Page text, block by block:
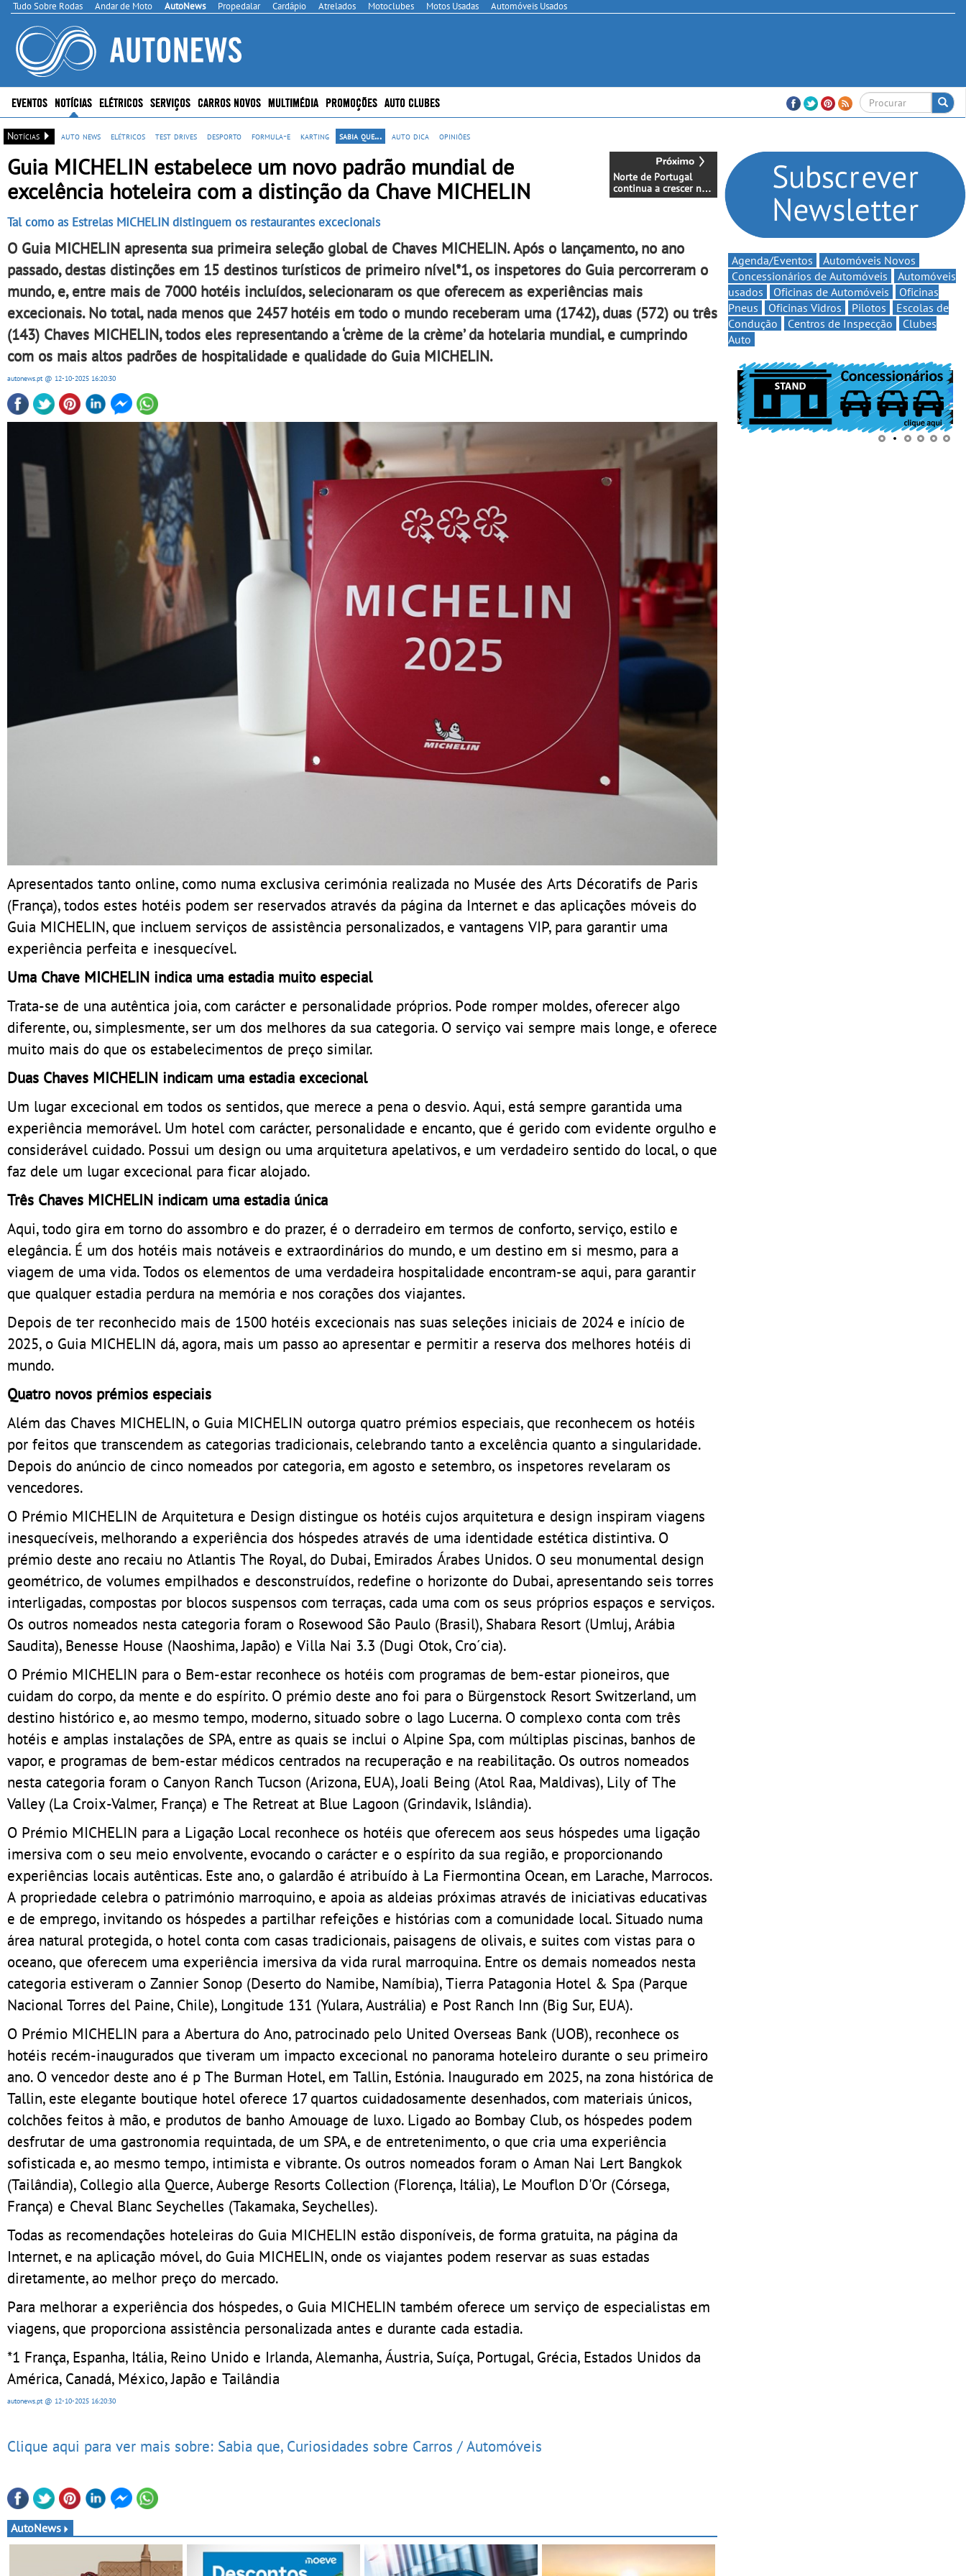
Tudo Sobre Rodas Andar de Moto AutoNews Propedalar Cardápio Atrelados Motoclubes Motos Usadas Automóveis Usados
EVENTOS NOTÍCIAS ELÉTRICOS SERVIÇOS CARROS NOVOS MULTIMÉDIA PROMOÇÕES AUTO CLUBES
Notícias auto news elétricos test drives desporto formula-e karting sabia que... auto dica opiniões
Norte de Portugal
continua a crescer no
ecossistema EasyPark,
Guia MICHELIN estabelece um novo padrão mundial de
excelência hoteleira com a distinção da Chave MICHELIN
Tal como as Estrelas MICHELIN distinguem os restaurantes excecionais
O Guia MICHELIN apresenta sua primeira seleção global de Chaves MICHELIN. Após o lançamento, no ano
passado, destas distinções em 15 destinos turísticos de primeiro nível*1, os inspetores do Guia percorreram o
mundo, e, entre mais de 7000 hotéis incluídos, selecionaram os que oferecem as experiências mais
excecionais. No total, nada menos que 2457 hotéis em todo o mundo receberam uma (1742), duas (572) ou três
(143) Chaves MICHELIN, todos eles representando a ‘crème de la crème’ da hotelaria mundial, e cumprindo
com os mais altos padrões de hospitalidade e qualidade do Guia MICHELIN.
autonews.pt @ 12-10-2025 16:20:30
Apresentados tanto online, como numa exclusiva cerimónia realizada no Musée des Arts Décoratifs de Paris
(França), todos estes hotéis podem ser reservados através da página da Internet e das aplicações móveis do
Guia MICHELIN, que incluem serviços de assistência personalizados, e vantagens VIP, para garantir uma
experiência perfeita e inesquecível.
Uma Chave MICHELIN indica uma estadia muito especial
Trata-se de una autêntica joia, com carácter e personalidade próprios. Pode romper moldes, oferecer algo
diferente, ou, simplesmente, ser um dos melhores da sua categoria. O serviço vai sempre mais longe, e oferece
muito mais do que os estabelecimentos de preço similar.
Duas Chaves MICHELIN indicam uma estadia excecional
Um lugar excecional em todos os sentidos, que merece a pena o desvio. Aqui, está sempre garantida uma
experiência memorável. Um hotel com carácter, personalidade e encanto, que é gerido com evidente orgulho e
considerável cuidado. Possui um design ou uma arquitetura apelativos, e um verdadeiro sentido do local, o que
faz dele um lugar excecional para ficar alojado.
Três Chaves MICHELIN indicam uma estadia única
Aqui, todo gira em torno do assombro e do prazer, é o derradeiro em termos de conforto, serviço, estilo e
elegância. É um dos hotéis mais notáveis e extraordinários do mundo, e um destino em si mesmo, para a
viagem de uma vida. Todos os elementos de uma verdadeira hospitalidade encontram-se aqui, para garantir
que qualquer estadia perdura na memória e nos corações dos viajantes.
Depois de ter reconhecido mais de 1500 hotéis excecionais nas suas seleções iniciais de 2024 e início de
2025, o Guia MICHELIN dá, agora, mais um passo ao apresentar e permitir a reserva dos melhores hotéis di
mundo.
Quatro novos prémios especiais
Além das Chaves MICHELIN, o Guia MICHELIN outorga quatro prémios especiais, que reconhecem os hotéis
por feitos que transcendem as categorias tradicionais, celebrando tanto a excelência quanto a singularidade.
Depois do anúncio de cinco nomeados por categoria, em agosto e setembro, os inspetores revelaram os
vencedores.
O Prémio MICHELIN de Arquitetura e Design distingue os hotéis cujos arquitetura e design inspiram viagens
inesquecíveis, melhorando a experiência dos hóspedes através de uma identidade estética distintiva. O
prémio deste ano recaiu no Atlantis The Royal, do Dubai, Emirados Árabes Unidos. O seu monumental design
geométrico, de volumes empilhados e desconstruídos, redefine o horizonte do Dubai, apresentando seis torres
interligadas, compostas por blocos suspensos com terraças, cada uma com os seus próprios espaços e serviços.
Os outros nomeados nesta categoria foram o Rosewood São Paulo (Brasil), Shabara Resort (Umluj, Arábia
Saudita), Benesse House (Naoshima, Japão) e Villa Nai 3.3 (Dugi Otok, Cro´cia).
O Prémio MICHELIN para o Bem-estar reconhece os hotéis com programas de bem-estar pioneiros, que
cuidam do corpo, da mente e do espírito. O prémio deste ano foi para o Bürgenstock Resort Switzerland, um
destino histórico e, ao mesmo tempo, moderno, situado sobre o lago Lucerna. O complexo conta com três
hotéis e amplas instalações de SPA, entre as quais se inclui o Alpine Spa, com múltiplas piscinas, banhos de
vapor, e programas de bem-estar médicos centrados na recuperação e na reabilitação. Os outros nomeados
nesta categoria foram o Canyon Ranch Tucson (Arizona, EUA), Joali Being (Atol Raa, Maldivas), Lily of The
Valley (La Croix-Valmer, França) e The Retreat at Blue Lagoon (Grindavik, Islândia).
O Prémio MICHELIN para a Ligação Local reconhece os hotéis que oferecem aos seus hóspedes uma ligação
imersiva com o seu meio envolvente, evocando o carácter e o espírito da sua região, e proporcionando
experiências locais autênticas. Este ano, o galardão é atribuído à La Fiermontina Ocean, em Larache, Marrocos.
A propriedade celebra o património marroquino, e apoia as aldeias próximas através de iniciativas educativas
e de emprego, invitando os hóspedes a partilhar refeições e histórias com a comunidade local. Situado numa
área natural protegida, o hotel conta com casas tradicionais, paisagens de olivais, e suites com vistas para o
oceano, que oferecem uma experiência imersiva da vida rural marroquina. Entre os demais nomeados nesta
categoria estiveram o Zannier Sonop (Deserto do Namibe, Namíbia), Tierra Patagonia Hotel & Spa (Parque
Nacional Torres del Paine, Chile), Longitude 131 (Yulara, Austrália) e Post Ranch Inn (Big Sur, EUA).
O Prémio MICHELIN para a Abertura do Ano, patrocinado pelo United Overseas Bank (UOB), reconhece os
hotéis recém-inaugurados que tiveram um impacto excecional no panorama hoteleiro durante o seu primeiro
ano. O vencedor deste ano é p The Burman Hotel, em Tallin, Estónia. Inaugurado em 2025, na zona histórica de
Tallin, este elegante boutique hotel oferece 17 quartos cuidadosamente desenhados, com materiais únicos,
colchões feitos à mão, e produtos de banho Amouage de luxo. Ligado ao Bombay Club, os hóspedes podem
desfrutar de uma gastronomia requintada, de um SPA, e de entretenimento, o que cria uma experiência
sofisticada e, ao mesmo tempo, intimista e vibrante. Os outros nomeados foram o Aman Nai Lert Bangkok
(Tailândia), Collegio alla Querce, Auberge Resorts Collection (Florença, Itália), Le Mouflon D'Or (Córsega,
França) e Cheval Blanc Seychelles (Takamaka, Seychelles).
Todas as recomendações hoteleiras do Guia MICHELIN estão disponíveis, de forma gratuita, na página da
Internet, e na aplicação móvel, do Guia MICHELIN, onde os viajantes podem reservar as suas estadas
diretamente, ao melhor preço do mercado.
Para melhorar a experiência dos hóspedes, o Guia MICHELIN também oferece um serviço de especialistas em
viagens, que proporciona assistência personalizada antes e durante cada estadia.
*1 França, Espanha, Itália, Reino Unido e Irlanda, Alemanha, Áustria, Suíça, Portugal, Grécia, Estados Unidos da
América, Canadá, México, Japão e Tailândia
autonews.pt @ 12-10-2025 16:20:30
Clique aqui para ver mais sobre: Sabia que, Curiosidades sobre Carros / Automóveis
AutoNews
Agenda/Eventos
Automóveis Novos
Concessionários de Automóveis
Automóveis
usados
Oficinas de Automóveis
Oficinas
Pneus
Oficinas Vidros Pilotos
Escolas de
Condução
Centros de Inspecção
Clubes
Auto